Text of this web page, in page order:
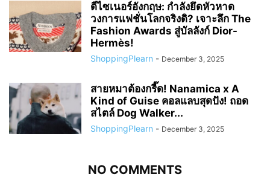
ดีไซเนอร์อังกฤษ: กำลังยึดหัวหาด
วงการแฟชั่นโลกจริงดิ? เจาะลึก The
Fashion Awards สู่บัลลังก์ Dior-
Hermès!
ShoppingPlearn - December 3, 2025
สายหมาต้องกรี๊ด! Nanamica x A
Kind of Guise คอลแลบสุดปัง! ถอด
สไตล์ Dog Walker...
ShoppingPlearn - December 3, 2025
NO COMMENTS